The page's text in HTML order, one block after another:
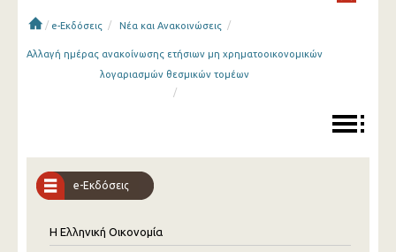
/ e-Εκδόσεις / Νέα και Ανακοινώσεις /
Αλλαγή ημέρας ανακοίνωσης ετήσιων μη χρηματοοικονομικών
λογαριασμών θεσμικών τομέων
/
e-Εκδόσεις
Η Ελληνική Οικονομία